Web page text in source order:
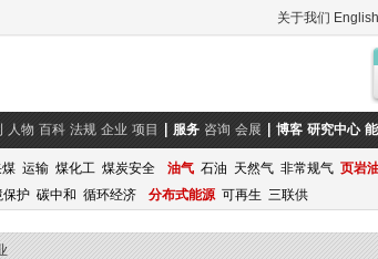
关于我们 English
人物 百科 法规 企业 项目 服务 咨询 会展 博客 研究中心
运输 煤化工 煤炭安全 油气 石油 天然气 非常规气 页岩
保护 碳中和 循环经济 分布式能源 可再生 三联供